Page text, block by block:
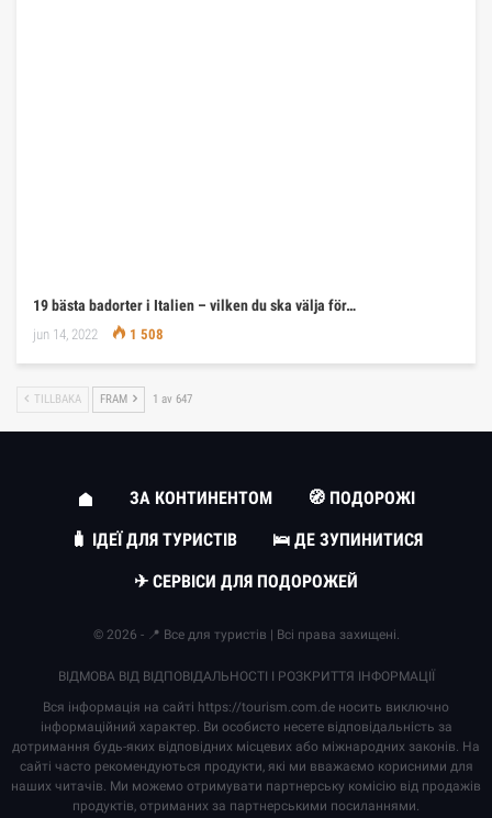
19 bästa badorter i Italien – vilken du ska välja för…
jun 14, 2022 1 508
TILLBAKA FRAM 1 av 647
ЗА КОНТИНЕНТОМ
🧭 ПОДОРОЖІ
🧳 ІДЕЇ ДЛЯ ТУРИСТІВ
🛌 ДЕ ЗУПИНИТИСЯ
✈ СЕРВІСИ ДЛЯ ПОДОРОЖЕЙ
© 2026 - 📍 Все для туристів | Всі права захищені.
ВІДМОВА ВІД ВІДПОВІДАЛЬНОСТІ І РОЗКРИТТЯ ІНФОРМАЦІЇ
Вся інформація на сайті https://tourism.com.de носить виключно
інформаційний характер. Ви особисто несете відповідальність за
дотримання будь-яких відповідних місцевих або міжнародних законів. На
сайті часто рекомендуються продукти, які ми вважаємо корисними для
наших читачів. Ми можемо отримувати партнерську комісію від продажів
продуктів, отриманих за партнерськими посиланнями.